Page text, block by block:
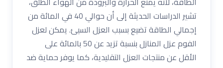
تشير الدراسات الحديثة إلى أن حوالي 40 في المائة من
إجمالي الطاقة تضيع بسبب العزل السيئ. يمكن لعزل
الفوم عزل المنازل بنسبة تزيد عن 50 بالمائة على
الأقل عن منتجات العزل التقليدية، كما يوفر حماية ضد